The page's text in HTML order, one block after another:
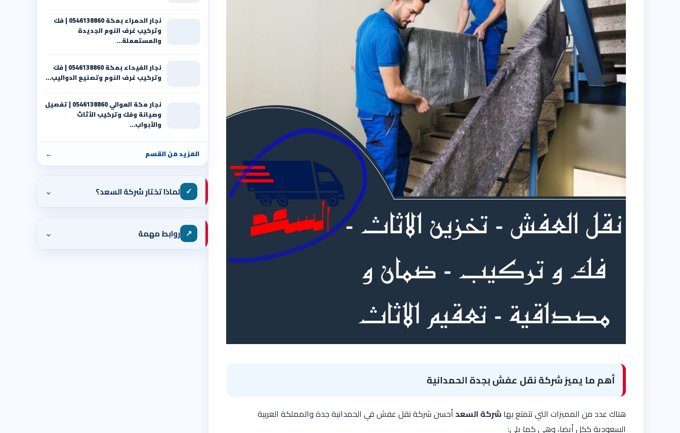
أهم ما يميز شركة نقل عفش بجدة الحمدانية
هناك عدد من المميزات التي تتمتع بهاشركة السعدأحسن شركة نقل عفش في الحمدانية جدة والمملكة العربية
السعودية ككل أيضا، وهي كما يلي:
نجار الحمراء بمكة 0546138860⁩ | فك
وتركيب غرف النوم الجديدة
والمستعملة…
نجار الفيحاء بمكة 0546138860⁩ | فك
وتركيب غرف النوم وتصنيع الدواليب…
نجار مكة العوالي 0546138860⁩ | تفصيل
وصيانة وفك وتركيب الأثاث
والأبواب…
المزيد من القسم ←
✓ لماذا تختار شركة السعد؟ ⌄
↗ روابط مهمة ⌄